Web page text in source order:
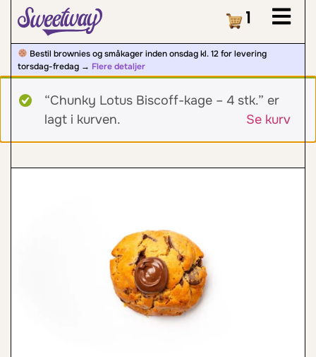
Kurv
1
Bestil brownies og småkager inden onsdag kl. 12 for levering
torsdag-fredag ​​→ Flere detaljer
“Chunky Lotus Biscoff-kage – 4 stk.” er
lagt i kurven.
Se kurv